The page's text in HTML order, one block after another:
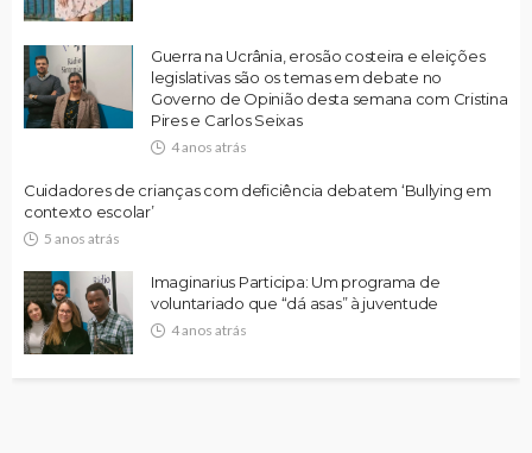
Guerra na Ucrânia, erosão costeira e eleições
legislativas são os temas em debate no
Governo de Opinião desta semana com Cristina
Pires e Carlos Seixas
4 anos atrás
Cuidadores de crianças com deficiência debatem ‘Bullying em
contexto escolar’
5 anos atrás
Imaginarius Participa: Um programa de
voluntariado que “dá asas” à juventude
4 anos atrás